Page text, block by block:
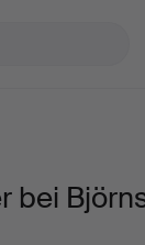
bei